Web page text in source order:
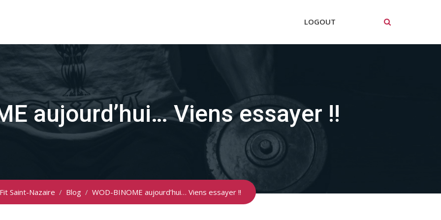
LOGOUT
aujourd’hui… Viens essayer !!
Saint-Nazaire / Blog / WOD-BINOME aujourd’hui… Viens essayer !!